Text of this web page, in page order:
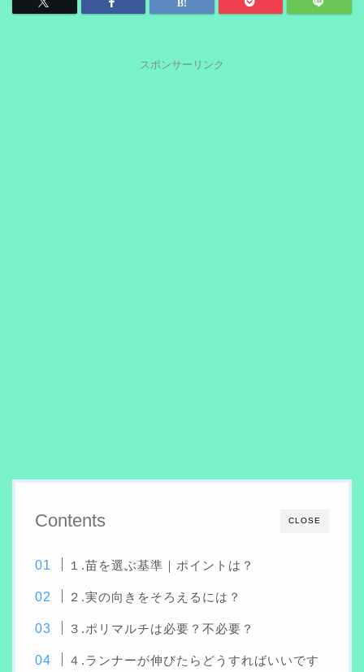
スポンサーリンク
CLOSE
Contents
１.苗を選ぶ基準｜ポイントは？
２.実の向きをそろえるには？
３.ポリマルチは必要？不必要？
４.ランナーが伸びたらどうすればいいです